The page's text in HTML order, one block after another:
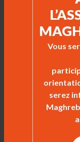
Vous
serez